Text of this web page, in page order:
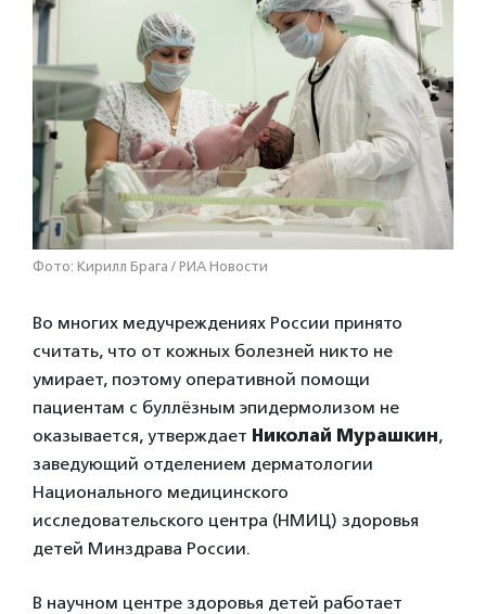
Фото: Кирилл Брага / РИА Новости
Во многих медучреждениях России принято
считать, что от кожных болезней никто не
умирает, поэтому оперативной помощи
пациентам с буллёзным эпидермолизом не
оказывается, утверждает Николай Мурашкин,
заведующий отделением дерматологии
Национального медицинского
исследовательского центра (НМИЦ) здоровья
детей Минздрава России.
В научном центре здоровья детей работает